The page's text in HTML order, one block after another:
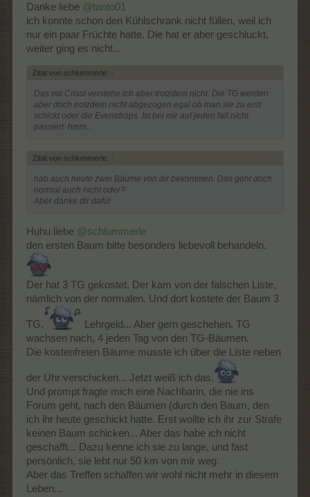
Danke liebe @tanto01
ich konnte schon den Kühlschrank nicht füllen, weil ich
nur ein paar Früchte hatte. Die hat er aber geschluckt.
weiter ging es nicht...
Zitat von schlummerle: ↑
Das mit Crissi verstehe ich aber trotzdem nicht. Die TG werden
aber doch trotzdem nicht abgezogen egal ob man sie zu erst
schickt oder die Eventdrops. Ist bei mir auf jeden fall nicht
passiert. hmm...
Zitat von schlummerle: ↑
hab auch heute zwei Bäume von dir bekommen. Das geht doch
normal auch nicht oder?
Aber danke dir dafür
Huhu liebe @schlummerle
den ersten Baum bitte besonders liebevoll behandeln.
Der hat 3 TG gekostet. Der kam von der falschen Liste,
nämlich von der normalen. Und dort kostete der Baum 3
TG.
Lehrgeld... Aber gern geschehen. TG
wachsen nach, 4 jeden Tag von den TG-Bäumen.
Die kostenfreien Bäume musste ich über die Liste neben
der Uhr verschicken... Jetzt weiß ich das.
Und prompt fragte mich eine Nachbarin, die nie ins
Forum geht, nach den Bäumen (durch den Baum, den
ich ihr heute geschickt hatte. Erst wollte ich ihr zur Strafe
keinen Baum schicken... Aber das habe ich nicht
geschafft... Dazu kenne ich sie zu lange, und fast
persönlich, sie lebt nur 50 km von mir weg.
Aber das Treffen schaffen wir wohl nicht mehr in diesem
Leben...